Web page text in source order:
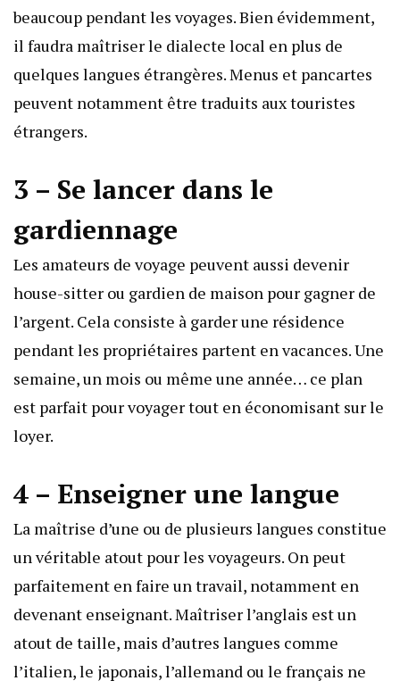
beaucoup pendant les voyages. Bien évidemment,
il faudra maîtriser le dialecte local en plus de
quelques langues étrangères. Menus et pancartes
peuvent notamment être traduits aux touristes
étrangers.
3 – Se lancer dans le
gardiennage
Les amateurs de voyage peuvent aussi devenir
house-sitter ou gardien de maison pour gagner de
l’argent. Cela consiste à garder une résidence
pendant les propriétaires partent en vacances. Une
semaine, un mois ou même une année… ce plan
est parfait pour voyager tout en économisant sur le
loyer.
4 – Enseigner une langue
La maîtrise d’une ou de plusieurs langues constitue
un véritable atout pour les voyageurs. On peut
parfaitement en faire un travail, notamment en
devenant enseignant. Maîtriser l’anglais est un
atout de taille, mais d’autres langues comme
l’italien, le japonais, l’allemand ou le français ne